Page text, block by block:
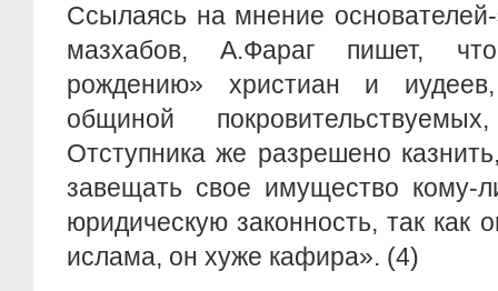
Ссылаясь на мнение
мазхабов, А.Фараг пишет,
рождению» христиан и
общиной
Отступника же разрешено
завещать свое имущество кому-
юридическую законность, так как
ислама, он хуже кафира». (4)